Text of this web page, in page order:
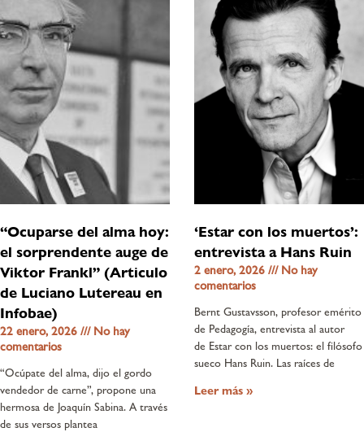
“Ocuparse del alma hoy:
el sorprendente auge de
Viktor Frankl” (Articulo
de Luciano Lutereau en
Infobae)
22 enero, 2026
No hay
comentarios
“Ocúpate del alma, dijo el gordo
vendedor de carne”, propone una
hermosa de Joaquín Sabina. A través
de sus versos plantea
‘Estar con los muertos’:
entrevista a Hans Ruin
2 enero, 2026
No hay
comentarios
Bernt Gustavsson, profesor emérito
de Pedagogía, entrevista al autor
de Estar con los muertos: el filósofo
sueco Hans Ruin. Las raíces de
Leer más »